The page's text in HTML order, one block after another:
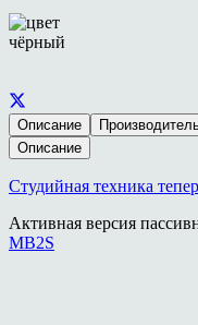
Описание
Описание
Студийная техника
Активная версия
MB2S